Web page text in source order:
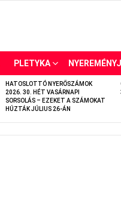
PLETYKA
HATOSLOTTÓ NYERŐSZÁMOK
2026. 30. HÉT VASÁRNAPI
SORSOLÁS – EZEKET A SZÁMOKAT
HÚZTÁK JÚLIUS 26-ÁN